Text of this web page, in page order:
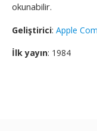
okunabilir.
Geliştirici: Apple
İlk yayın: 1984